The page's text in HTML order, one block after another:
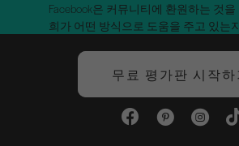
Facebook은 커뮤니티에 환원하는 것
희가 어떤 방식으로 도움을 주고 있는
무료 평가판 시작하